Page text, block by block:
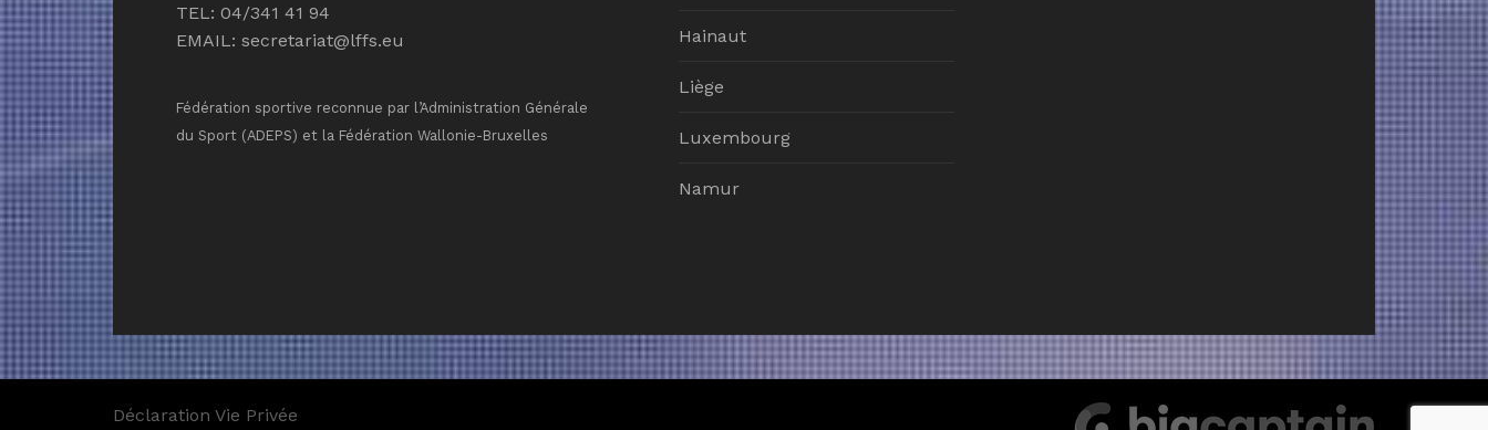
TEL: 04/341 41 94
EMAIL: secretariat@lffs.eu
Fédération sportive reconnue par l’Administration Générale
du Sport (ADEPS) et la Fédération Wallonie-Bruxelles
Hainaut
Liège
Luxembourg
Namur
Déclaration Vie Privée